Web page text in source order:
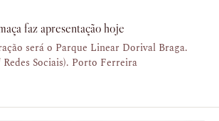
faz apresentação hoje
será o Parque Linear Dorival Braga.
Sociais). Porto Ferreira